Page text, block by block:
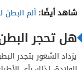
شاهد أيضًا: ألم البطن
هل تحجر
يزداد الشعور بتجدر